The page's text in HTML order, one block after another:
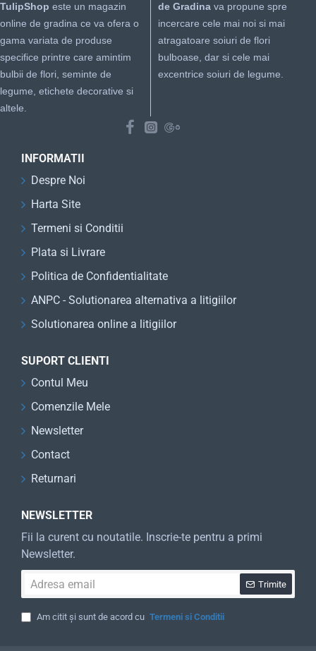
TulipShop este un magazin
online de gradina ce va ofera o
gama variata de produse
specifice printre care amintim
bulbii de flori, seminte de
legume, etichete decorative si
altele.
de Gradinava propune spre
incercare cele mai noi si mai
atragatoare soiuri de flori
bulboase, dar si cele mai
excentrice soiuri de legume.
INFORMATII
Despre Noi
Harta Site
Termeni si Conditii
Plata si Livrare
Politica de Confidentialitate
ANPC - Solutionarea alternativa a litigiilor
Solutionarea online a litigiilor
SUPORT CLIENTI
Contul Meu
Comenzile Mele
Newsletter
Contact
Returnari
NEWSLETTER
Fii la curent cu noutatile. Inscrie-te pentru a primi
Newsletter.
email
Trimite
Am citit și sunt de acord cu Termeni si Conditii